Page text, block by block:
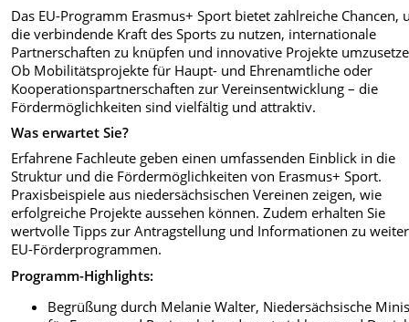
Das EU-Programm Erasmus+ Sport bietet zahlreiche Chancen,
die verbindende Kraft des Sports zu nutzen, internationale
Partnerschaften zu knüpfen und innovative Projekte
Ob Mobilitätsprojekte für Haupt- und Ehrenamtliche oder
Kooperationspartnerschaften zur Vereinsentwicklung – die
Fördermöglichkeiten sind vielfältig und attraktiv.
Was erwartet Sie?
Erfahrene Fachleute geben einen umfassenden Einblick in die
Struktur und die Fördermöglichkeiten von Erasmus+ Sport.
Praxisbeispiele aus niedersächsischen Vereinen zeigen, wie
erfolgreiche Projekte aussehen können. Zudem erhalten Sie
wertvolle Tipps zur Antragstellung und Informationen zu
EU-Förderprogrammen.
Programm-Highlights:
Begrüßung durch Melanie Walter, Niedersächsische